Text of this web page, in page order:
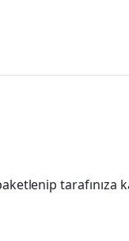
tarafınıza